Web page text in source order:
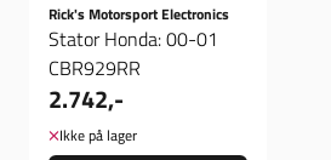
Rick's Motorsport Electronics
Stator Honda: 00-01
CBR929RR
2.742,-
Ikke på lager